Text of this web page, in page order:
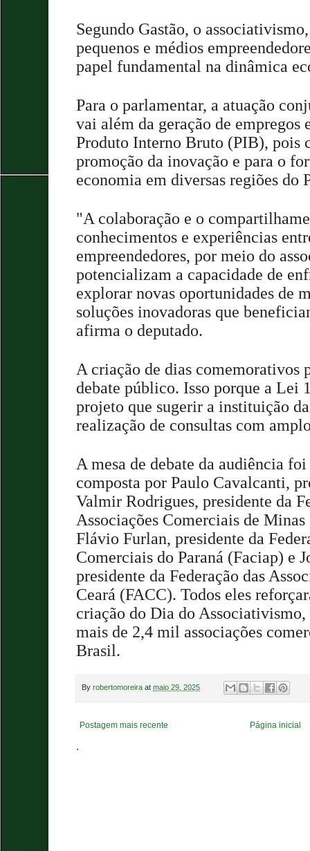
Segundo Gastão, o
pequenos e médios
papel fundamental na dinâmica
Para o parlamentar, a atuação
vai além da geração de empregos
Produto Interno Bruto (PIB), pois
promoção da inovação e para o
economia em diversas regiões do
"A colaboração e o
conhecimentos e experiências
empreendedores, por meio do
potencializam a capacidade de
explorar novas oportunidades de
soluções inovadoras que
afirma o deputado.
A criação de dias comemorativos
debate público. Isso porque a Lei
projeto que sugerir a instituição
realização de consultas com
A mesa de debate da audiência
composta por Paulo Cavalcanti,
Valmir Rodrigues, presidente da
Associações Comerciais de
Flávio Furlan, presidente da
Comerciais do Paraná (Faciap) e
presidente da Federação das
Ceará (FACC). Todos eles
criação do Dia do Associativismo,
mais de 2,4 mil associações
Brasil.
By robertomoreira at maio 29, 2025
Postagem mais recente Página inicial
.